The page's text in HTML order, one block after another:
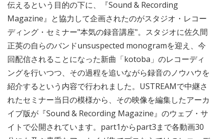
伝えるという目的の下に、『Sound & Recording
Magazine』と協力して企画されたのがスタジオ・レコー
ディング・セミナー"本気の録音講座"。スタジオに佐久間
正英の自らのバンドunsuspected monogramを迎え、今
回配信されることになった新曲「kotoba」のレコーディ
ングを行いつつ、その過程を追いながら録音のノウハウを
紹介するという内容で行われました。USTREAMで中継さ
れたセミナー当日の模様から、その映像を編集したアーカ
イブ版が『Sound & Recording Magazine』のウェブ・サ
イトで公開されています。part1からpart3まで各動画30